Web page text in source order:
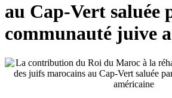
au Cap-Vert saluée
communauté juive